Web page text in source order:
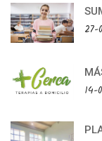
27-
14-